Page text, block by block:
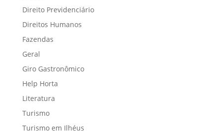
Direito Previdenciário
Direitos Humanos
Fazendas
Geral
Giro Gastronômico
Help Horta
Literatura
Turismo
Turismo em Ilhéus